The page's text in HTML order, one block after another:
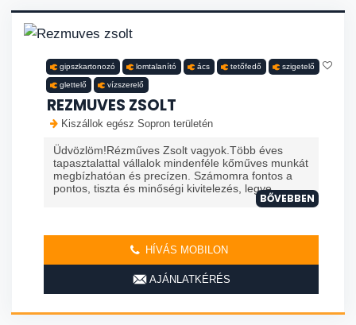
gipszkartonozó lomtalanító ács tetőfedő szigetelő
glettelő vízszerelő
REZMUVES ZSOLT
Kiszállok egész Sopron területén
Üdvözlöm!Rézműves Zsolt vagyok.Több éves
tapasztalattal vállalok mindenféle kőműves munkát
megbízhatóan és precízen. Számomra fontos a
pontos, tiszta és minőségi kivitelezés, legye...
BŐVEBBEN
HÍVÁS MOBILON
AJÁNLATKÉRÉS